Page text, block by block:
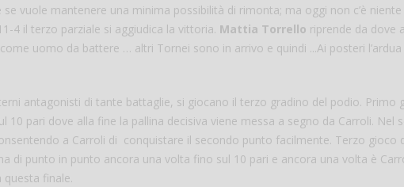
vuole mantenere una minima possibilità di rimonta; ma oggi non c’è
4 il terzo parziale si aggiudica la vittoria. Mattia Torrello riprende da dove
uomo da battere … altri Tornei sono in arrivo e quindi ...Ai posteri l’ardua
antagonisti di tante battaglie, si giocano il terzo gradino del podio. Primo
pari dove alla fine la pallina decisiva viene messa a segno da Carroli. Nel
a Carroli di conquistare il secondo punto facilmente. Terzo gioco
di punto in punto ancora una volta fino sul 10 pari e ancora una volta è
finale.